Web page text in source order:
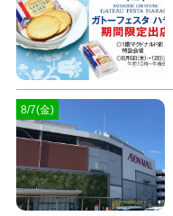
8/7(金)